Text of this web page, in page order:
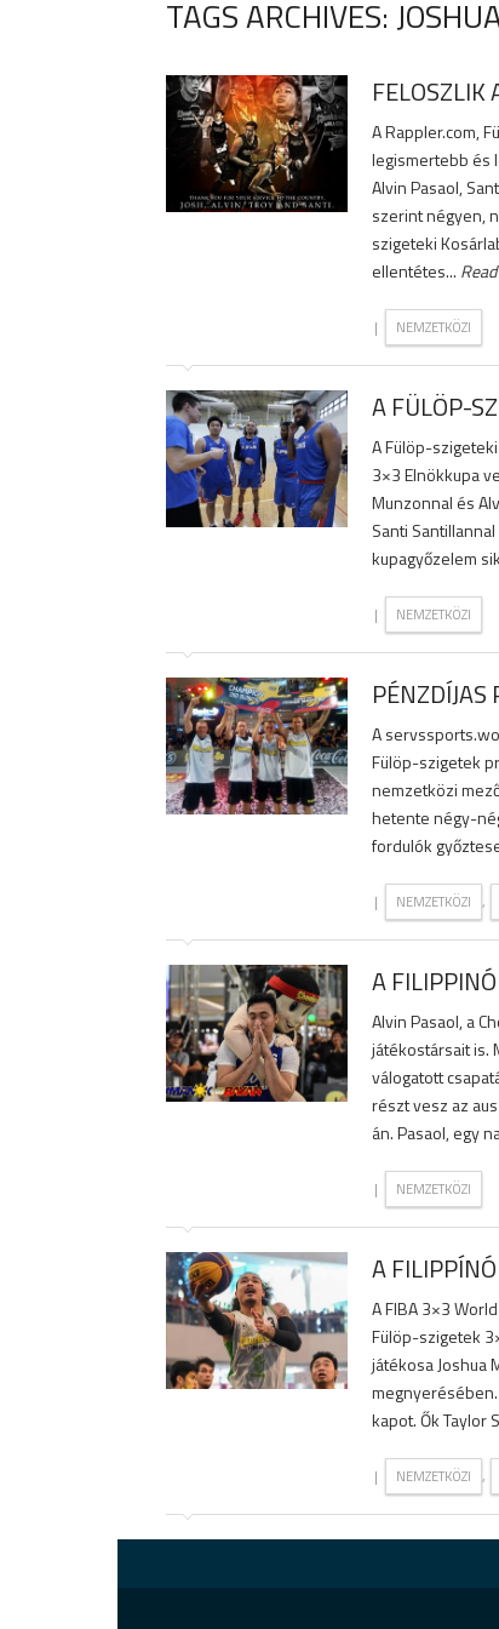
TAGS ARCHIVES:
FELOSZLIK
A Rappler.com,
legismertebb és
Alvin Pasaol,
szerint négyen,
szigeteki
ellentétes...
| NEMZETKÖZI
A FÜLÖP-
A Fülöp-
3×3 Elnökkupa
Munzonnal és
Santi
kupagyőzelem
| NEMZETKÖZI
PÉNZDÍJAS
A
Fülöp-szigetek
nemzetközi
hetente négy-
fordulók
| NEMZETKÖZI ,
A
Alvin Pasaol, a
játékostársait is.
válogatott
részt vesz az
án. Pasaol, egy
| NEMZETKÖZI
A
A FIBA 3×3
Fülöp-szigetek
játékosa Joshua
kapot. Ők Taylor
| NEMZETKÖZI ,